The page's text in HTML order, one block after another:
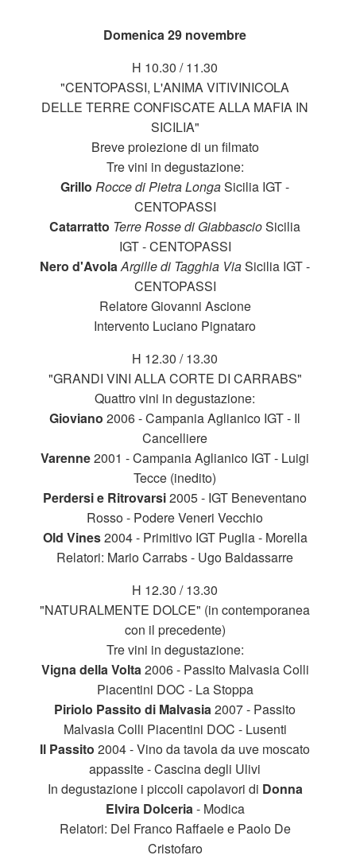
Domenica 29 novembre
H 10.30 / 11.30
"CENTOPASSI, L'ANIMA VITIVINICOLA
DELLE TERRE CONFISCATE ALLA MAFIA IN
SICILIA"
Breve proiezione di un filmato
Tre vini in degustazione:
Grillo Rocce di Pietra LongaSicilia IGT -
CENTOPASSI
Catarratto Terre Rosse di GiabbascioSicilia
IGT - CENTOPASSI
Nero d'AvolaArgille di Tagghia ViaSicilia IGT -
CENTOPASSI
Relatore Giovanni Ascione
Intervento Luciano Pignataro
H 12.30 / 13.30
"GRANDI VINI ALLA CORTE DI CARRABS"
Quattro vini in degustazione:
Gioviano 2006 - Campania Aglianico IGT - Il
Cancelliere
Varenne2001 - Campania Aglianico IGT - Luigi
Tecce (inedito)
Perdersi e Ritrovarsi2005 - IGT Beneventano
Rosso - Podere Veneri Vecchio
Old Vines2004 - Primitivo IGT Puglia - Morella
Relatori: Mario Carrabs - Ugo Baldassarre
H 12.30 / 13.30
"NATURALMENTE DOLCE" (in contemporanea
con il precedente)
Tre vini in degustazione:
Vigna della Volta2006 - Passito Malvasia Colli
Piacentini DOC - La Stoppa
Piriolo Passito di Malvasia2007 - Passito
Malvasia Colli Piacentini DOC - Lusenti
Il Passito 2004 - Vino da tavola da uve moscato
appassite - Cascina degli Ulivi
In degustazione i piccoli capolavori di Donna
Elvira Dolceria- Modica
Relatori: Del Franco Raffaele e Paolo De
Cristofaro